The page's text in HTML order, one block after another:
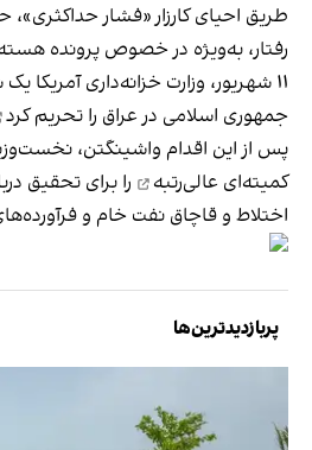
طریق احیای کارزار «فشار حداکثری»،
رفتار، به‌ویژه در خصوص پرونده
۱۱ شهریور، وزارت خزانه‌داری
جمهوری اسلامی در عراق را تحریم کرد
پس از این اقدام واشینگتن،
کمیته‌ای عالی‌رتبه
را برای تحقیق
اختلاط و قاچاق نفت خام و
پربازدیدترین‌ها